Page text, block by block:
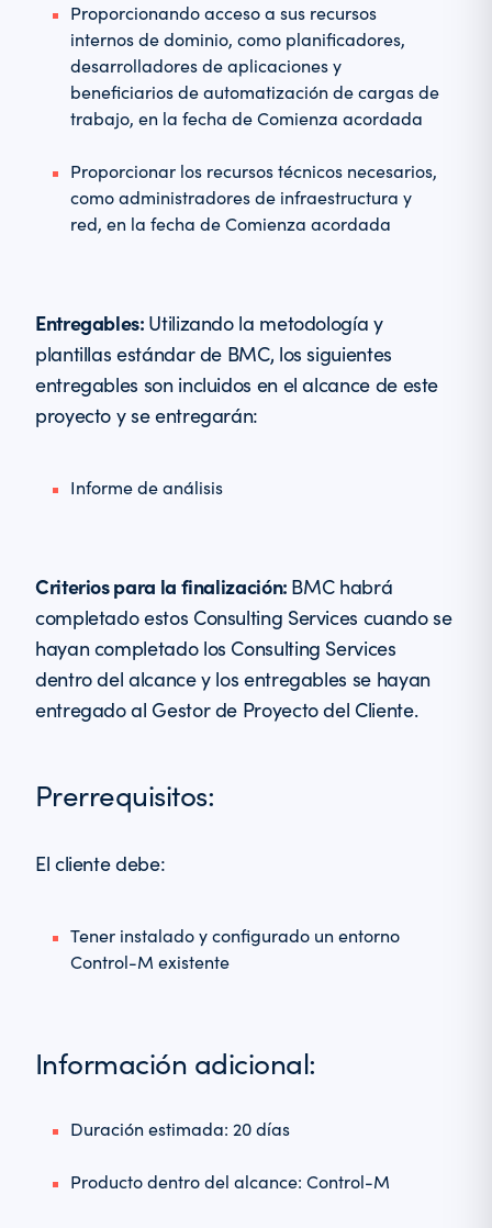
Proporcionando acceso a sus recursos
internos de dominio, como planificadores,
desarrolladores de aplicaciones y
beneficiarios de automatización de cargas de
trabajo, en la fecha de Comienza acordada
Proporcionar los recursos técnicos necesarios,
como administradores de infraestructura y
red, en la fecha de Comienza acordada
Entregables: Utilizando la metodología y
plantillas estándar de BMC, los siguientes
entregables son incluidos en el alcance de este
proyecto y se entregarán:
Informe de análisis
Criterios para la finalización: BMC habrá
completado estos Consulting Services cuando se
hayan completado los Consulting Services
dentro del alcance y los entregables se hayan
entregado al Gestor de Proyecto del Cliente.
Prerrequisitos:
El cliente debe:
Tener instalado y configurado un entorno
Control-M existente
Información adicional:
Duración estimada: 20 días
Producto dentro del alcance: Control-M